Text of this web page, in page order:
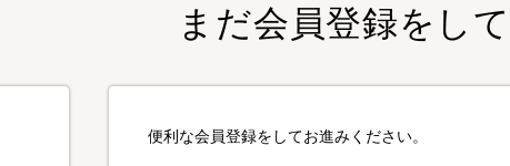
まだ会員登録をし
便利な会員登録をしてお進みください。